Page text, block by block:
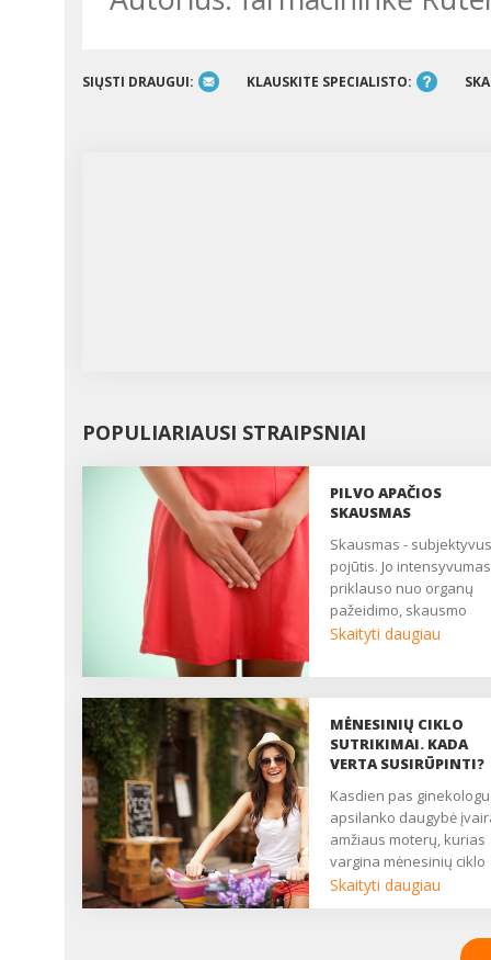
SIŲSTI DRAUGUI: KLAUSKITE SPECIALISTO:
POPULIARIAUSI STRAIPSNIAI
PILVO APAČIOS
SKAUSMAS
Skausmas - subjektyvus
pojūtis. Jo intensyvumas
priklauso nuo organų
pažeidimo, skausmo
slenksčio, centrinės
skausmą, kuris trukdo
gyventi, pailsėti, užmigti.
yra pagrindinis daugelio
ginekologinių ligų
simptomas. Nukenčia
asmeninis, socialinis ir
seksualinis gyvenimas,
moteris atrodo liguistai
nuolat pavargusi....
Skaityti daugiau
MĖNESINIŲ CIKLO
SUTRIKIMAI. KADA
VERTA SUSIRŪPINTI?
Kasdien pas ginekologus
apsilanko daugybė
amžiaus moterų, kurias
vargina mėnesinių ciklo
sutrikimai. Kartais gali
menstruacijos sutrinka.
Skaityti daugiau